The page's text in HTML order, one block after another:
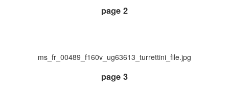
page 2
ms_fr_00489_f160v_ug63613_turrettini_file.jpg
page 3